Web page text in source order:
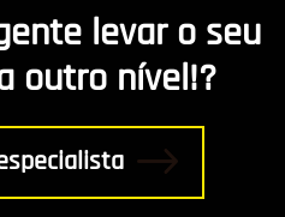
levar o seu
outro nível!?